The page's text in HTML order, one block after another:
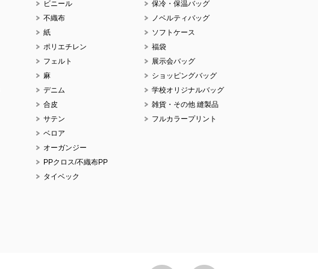
ビニール
不織布
紙
ポリエチレン
フェルト
麻
デニム
合皮
サテン
ベロア
オーガンジー
PPクロス/不織布PP
タイベック
保冷・保温バッグ
ノベルティバッグ
ソフトケース
福袋
展示会バッグ
ショッピングバッグ
学校オリジナルバッグ
雑貨・その他 縫製品
フルカラープリント